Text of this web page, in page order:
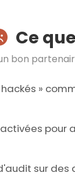
Ce
bon
»
pour
sur des